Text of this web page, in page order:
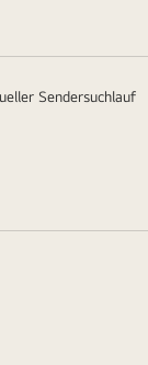
Sendersuchlauf